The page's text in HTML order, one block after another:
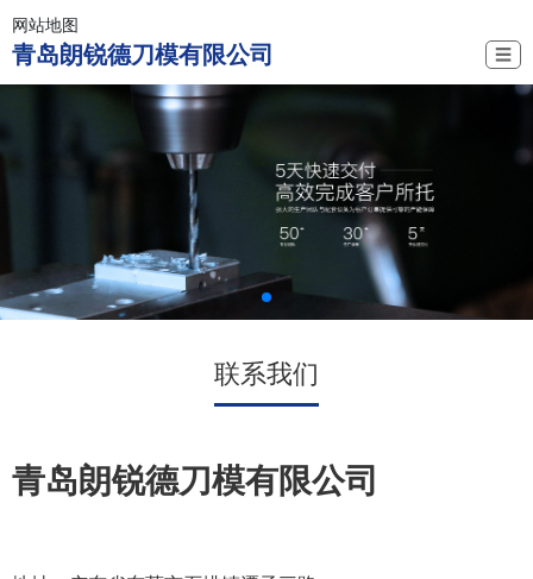
网站地图
青岛朗锐德刀模有限公司 ☰
联系我们
青岛朗锐德刀模有限公司